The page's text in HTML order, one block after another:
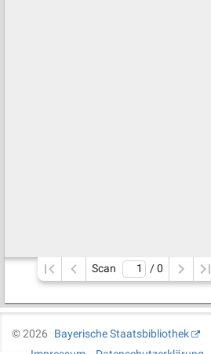
Scan / 0
©2026
Bayerische Staatsbibliothek